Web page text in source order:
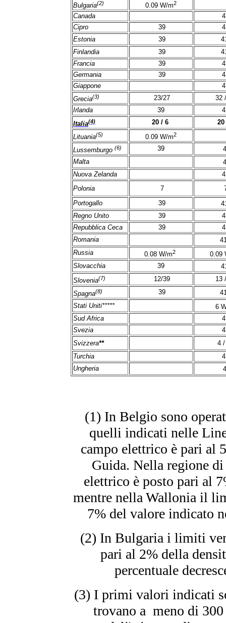
Bulgaria(2) 0.09 W/m2
Canada
Cipro
39
Estonia
39
Finlandia
39
Francia
39
Germania
39
Giappone
Grecia(3) 23/27
32
Irlanda
39
Italia(4) 20 / 6
20
Lituania(5) 0.09 W/m2
Lussemburgo (6) 39
Malta
Nuova Zelanda
Polonia
7
Portogallo
39
Regno Unito
39
Repubblica Ceca
39
Romania
Russia
0.08 W/m2
0.09
Slovacchia
39
Slovenia(7) 12/39
13
Spagna(8) 39
Stati Uniti*****
6
Sud Africa
Svezia
Svizzera**
4 /
Turchia
Ungheria
(1) In Belgio sono
quelli indicati nelle
campo elettrico è pari al
Guida. Nella regione
elettrico è posto pari al
mentre nella Wallonia il
7% del valore indicato
(2) In Bulgaria i limiti
pari al 2% della
percentuale
(3) I primi valori indicati
trovano a meno di